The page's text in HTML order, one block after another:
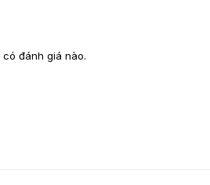
có đánh giá nào.